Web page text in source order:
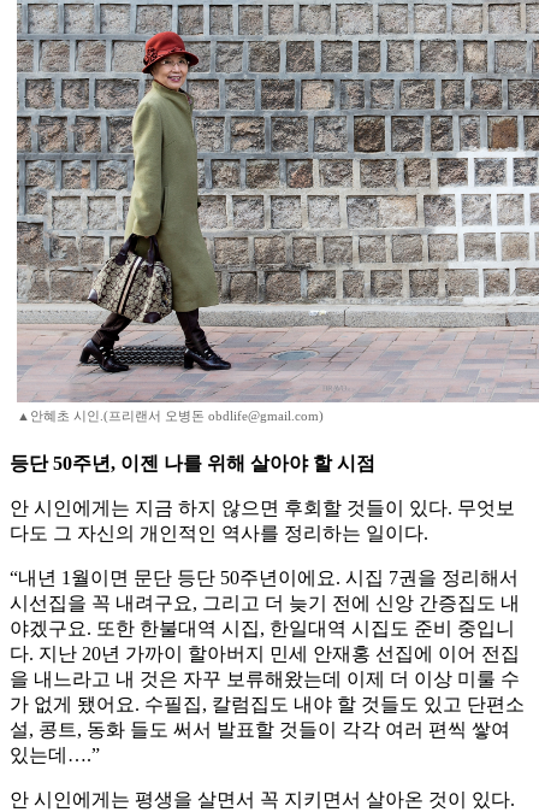
▲안혜초 시인.(프리랜서 오병돈 obdlife@gmail.com)
등단 50주년, 이젠 나를 위해 살아야 할 시점
안 시인에게는 지금 하지 않으면 후회할 것들이 있다. 무엇보
다도 그 자신의 개인적인 역사를 정리하는 일이다.
“내년 1월이면 문단 등단 50주년이에요. 시집 7권을 정리해서
시선집을 꼭 내려구요, 그리고 더 늦기 전에 신앙 간증집도 내
야겠구요. 또한 한불대역 시집, 한일대역 시집도 준비 중입니
다. 지난 20년 가까이 할아버지 민세 안재홍 선집에 이어 전집
을 내느라고 내 것은 자꾸 보류해왔는데 이제 더 이상 미룰 수
가 없게 됐어요. 수필집, 칼럼집도 내야 할 것들도 있고 단편소
설, 콩트, 동화 들도 써서 발표할 것들이 각각 여러 편씩 쌓여
있는데….”
안 시인에게는 평생을 살면서 꼭 지키면서 살아온 것이 있다.